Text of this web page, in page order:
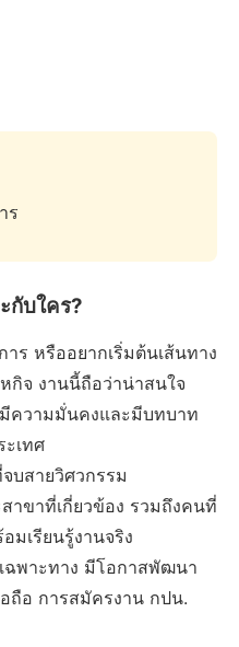
ร
กับใคร?
ร หรืออยากเริ่มต้นเส้นทาง
กิจ งานนี้ถือว่าน่าสนใจ
ความมั่นคงและมีบทบาท
เทศ
บสายวิศวกรรม
าขาที่เกี่ยวข้อง รวมถึงคนที่
มเรียนรู้งานจริง
ฉพาะทาง มีโอกาสพัฒนา
ถือ การสมัครงาน กปน.